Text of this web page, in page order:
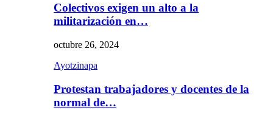
Colectivos exigen un alto a la
militarización en…
octubre 26, 2024
Ayotzinapa
Protestan trabajadores y docentes de la
normal de…